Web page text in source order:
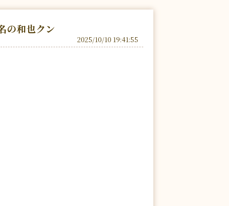
の和也クン
2025/10/10 19:41:55